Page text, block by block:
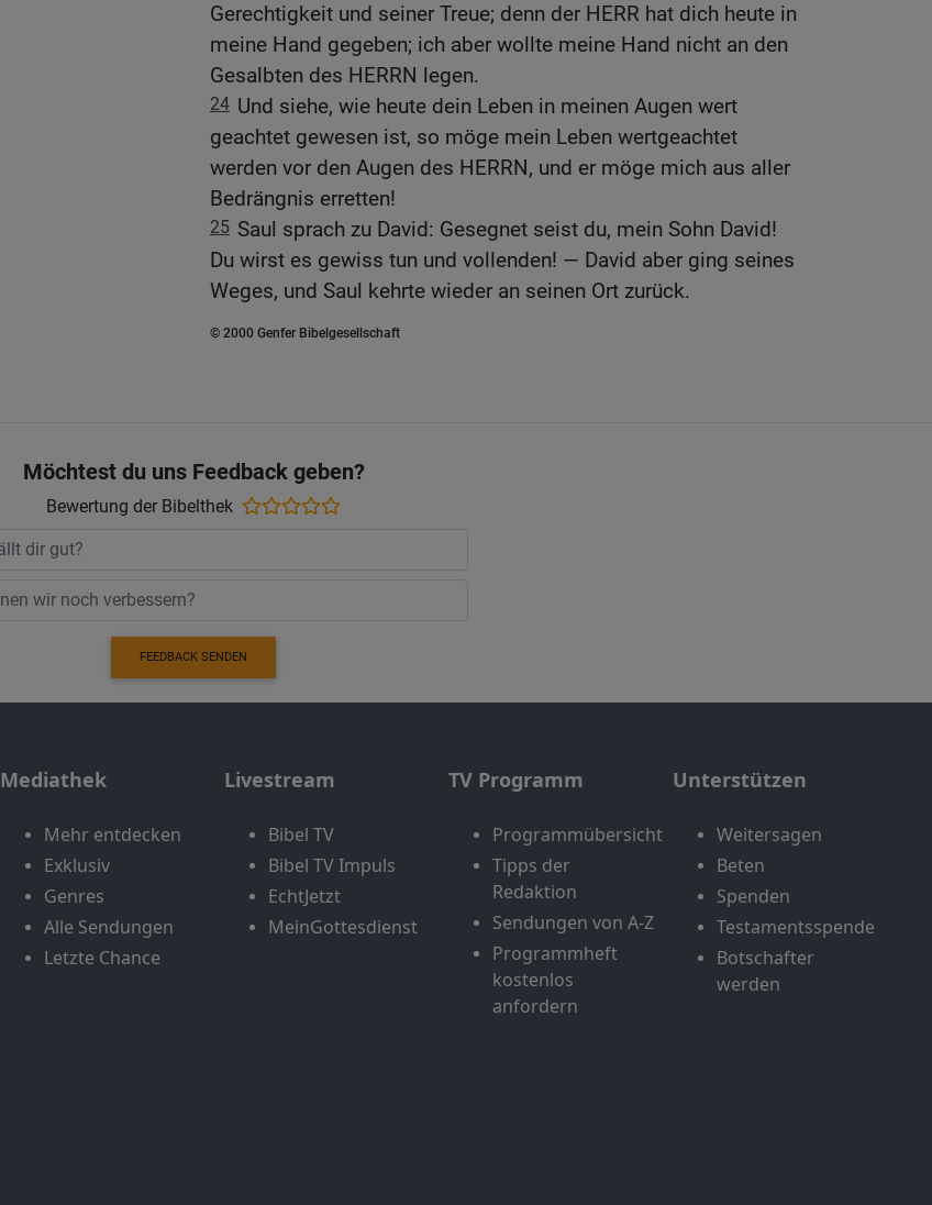
Gerechtigkeit und seiner Treue; denn der HERR hat dich heute in
meine Hand gegeben; ich aber wollte meine Hand nicht an den
Gesalbten des HERRN legen.
24 Und siehe, wie heute dein Leben in meinen Augen wert
geachtet gewesen ist, so möge mein Leben wertgeachtet
werden vor den Augen des HERRN, und er möge mich aus aller
Bedrängnis erretten!
25 Saul sprach zu David: Gesegnet seist du, mein Sohn David!
Du wirst es gewiss tun und vollenden! — David aber ging seines
Weges, und Saul kehrte wieder an seinen Ort zurück.
© 2000 Genfer Bibelgesellschaft
Möchtest du uns Feedback geben?
Bewertung der Bibelthek
FEEDBACK SENDEN
Mediathek
Mehr entdecken
Exklusiv
Genres
Alle Sendungen
Letzte Chance
Livestream
Bibel TV
Bibel TV Impuls
EchtJetzt
MeinGottesdienst
TV Programm
Programmübersicht
Tipps der
Redaktion
Sendungen von A-Z
Programmheft
kostenlos
anfordern
Unterstützen
Weitersagen
Beten
Spenden
Testamentsspende
Botschafter
werden